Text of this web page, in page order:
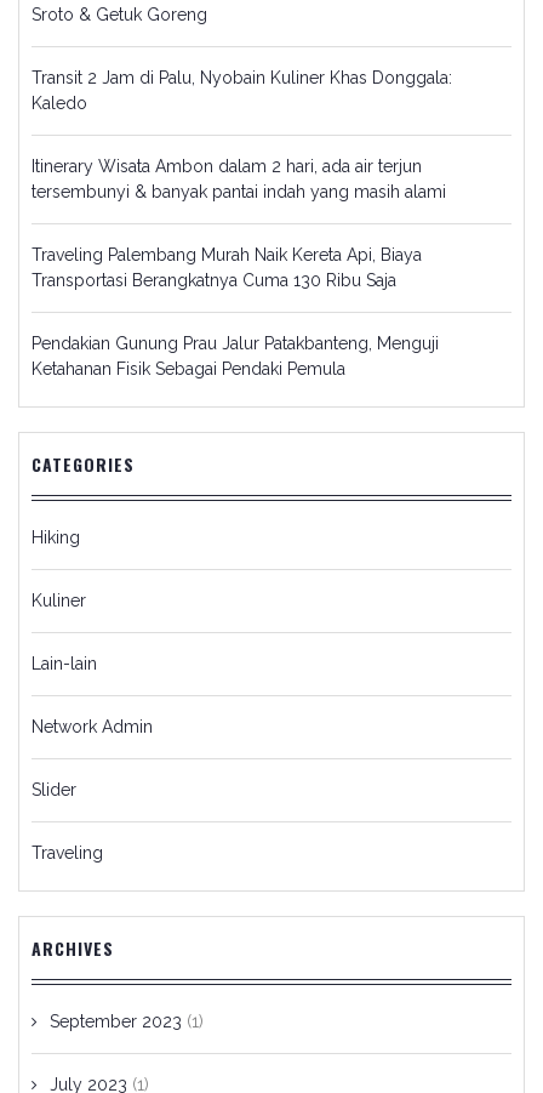
Sroto & Getuk Goreng
Transit 2 Jam di Palu, Nyobain Kuliner Khas Donggala:
Kaledo
Itinerary Wisata Ambon dalam 2 hari, ada air terjun
tersembunyi & banyak pantai indah yang masih alami
Traveling Palembang Murah Naik Kereta Api, Biaya
Transportasi Berangkatnya Cuma 130 Ribu Saja
Pendakian Gunung Prau Jalur Patakbanteng, Menguji
Ketahanan Fisik Sebagai Pendaki Pemula
CATEGORIES
Hiking
Kuliner
Lain-lain
Network Admin
Slider
Traveling
ARCHIVES
September 2023 (1)
July 2023 (1)